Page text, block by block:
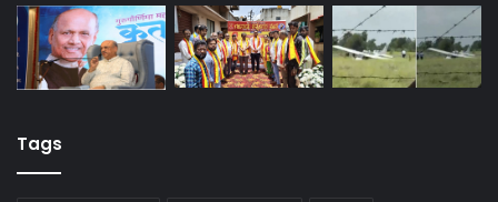
Tags